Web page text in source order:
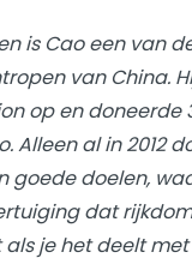
is Cao een van
van China.
op en doneerde
Alleen al in 2012
goede doelen,
dat
je het deelt